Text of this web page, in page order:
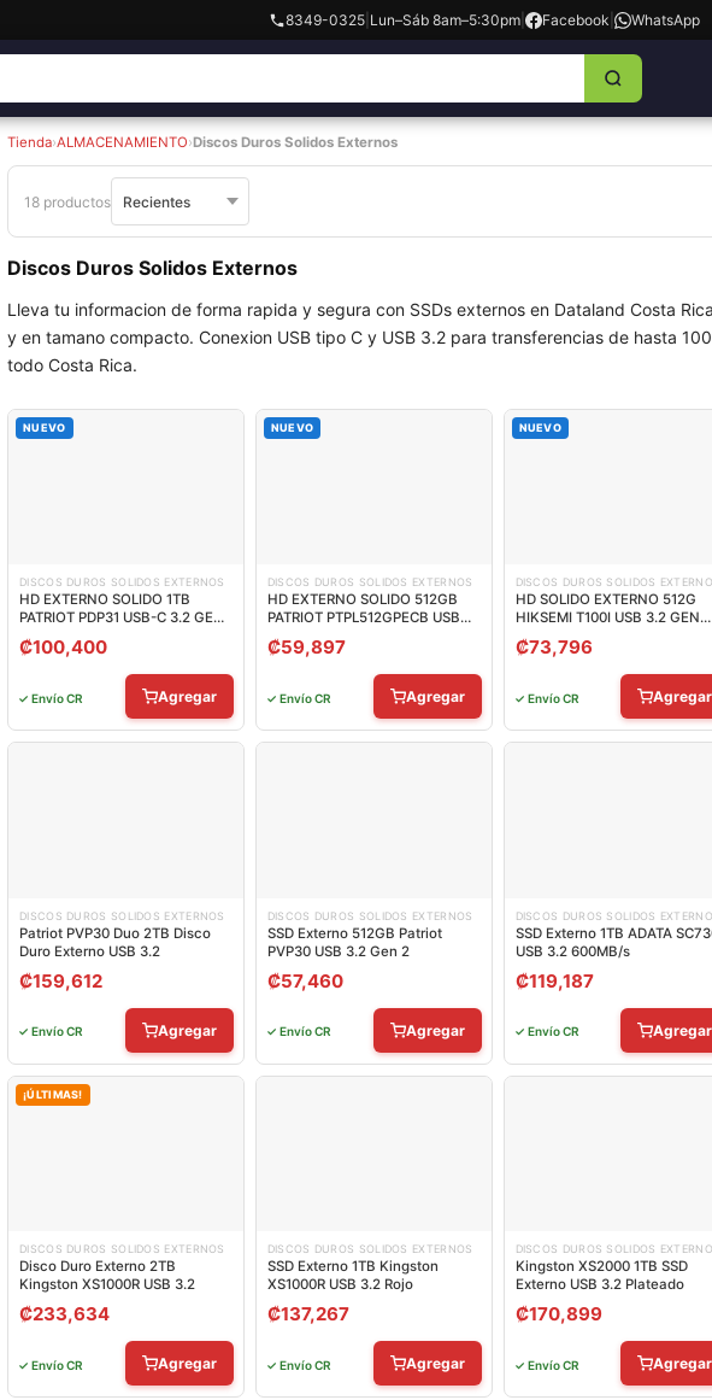
8349-0325 Lun–Sáb 8am–5:30pm Facebook WhatsApp
Tienda›ALMACENAMIENTO›Discos Duros Solidos Externos
18 productos
Discos Duros Solidos Externos
Lleva tu informacion de forma rapida y segura con SSDs externos en Dataland Costa
y en tamano compacto. Conexion USB tipo C y USB 3.2 para transferencias de hasta
todo Costa Rica.
📦
NUEVO
DISCOS DUROS SOLIDOS EXTERNOS
HD EXTERNO SOLIDO 1TB
PATRIOT PDP31 USB-C 3.2 GEN
2 1000 MB/S PDP311TB23UCK
₡100,400
✓ Envío CR Agregar
NUEVO
DISCOS DUROS SOLIDOS EXTERNOS
HD EXTERNO SOLIDO 512GB
PATRIOT PTPL512GPECB USB
3.2 GEN 2 TYPE C HASTA 1000
MB/S
₡59,897
✓ Envío CR Agregar
NUEVO
DISCOS DUROS SOLIDOS
HD SOLIDO EXTERNO 512G
HIKSEMI T100I USB 3.2 GEN
1/3.1 TIPO C 560 MB/S 520 MB/
HS-ESSD-T100I 512G
₡73,796
✓ Envío CR Agregar
DISCOS DUROS SOLIDOS EXTERNOS
Patriot PVP30 Duo 2TB Disco
Duro Externo USB 3.2
₡159,612
✓ Envío CR Agregar
DISCOS DUROS SOLIDOS EXTERNOS
SSD Externo 512GB Patriot
PVP30 USB 3.2 Gen 2
₡57,460
✓ Envío CR Agregar
DISCOS DUROS SOLIDOS
SSD Externo 1TB ADATA
USB 3.2 600MB/s
₡119,187
✓ Envío CR Agregar
¡ÚLTIMAS!
DISCOS DUROS SOLIDOS EXTERNOS
Disco Duro Externo 2TB
Kingston XS1000R USB 3.2
₡233,634
✓ Envío CR Agregar
DISCOS DUROS SOLIDOS EXTERNOS
SSD Externo 1TB Kingston
XS1000R USB 3.2 Rojo
₡137,267
✓ Envío CR Agregar
DISCOS DUROS SOLIDOS
Kingston XS2000 1TB SSD
Externo USB 3.2 Plateado
₡170,899
✓ Envío CR Agregar